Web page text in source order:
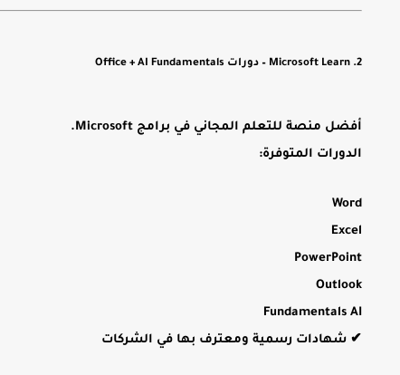
2. Microsoft Learn – دورات Office + AI Fundamentals
أفضل منصة للتعلم المجاني في برامج Microsoft.
الدورات المتوفرة:
Word
Excel
PowerPoint
Outlook
Fundamentals AI
✔ شهادات رسمية ومعترف بها في الشركات